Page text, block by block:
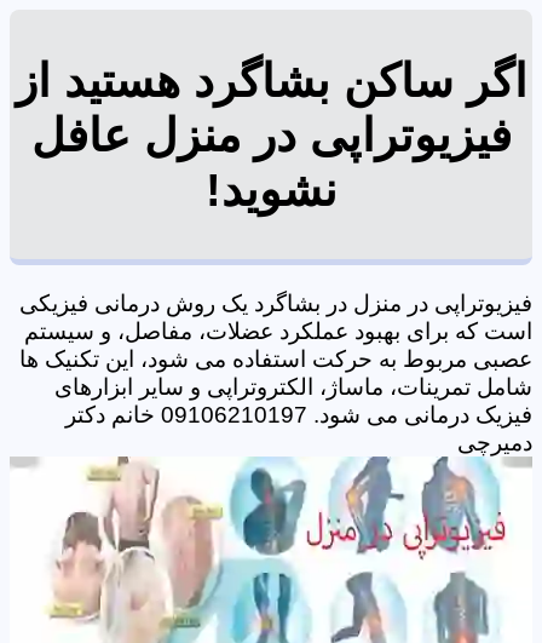
اگر ساکن بشاگرد هستید از
فیزیوتراپی در منزل عافل
نشوید!
فیزیوتراپی در منزل در بشاگرد یک روش درمانی فیزیکی
است که برای بهبود عملکرد عضلات، مفاصل، و سیستم
عصبی مربوط به حرکت استفاده می شود، این تکنیک ها
شامل تمرینات، ماساژ، الکتروتراپی و سایر ابزارهای
فیزیک درمانی می شود. 09106210197 خانم دکتر
دمیرچی